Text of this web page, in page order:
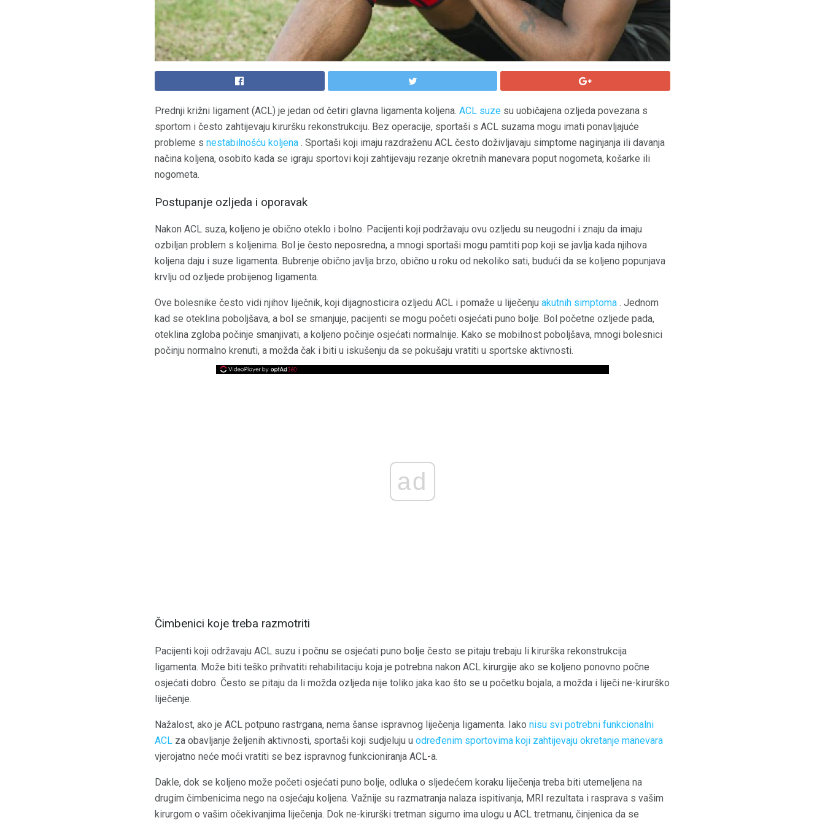
Prednji križni ligament (ACL) je jedan od četiri glavna ligamenta koljena. ACL suze su uobičajena ozljeda povezana s
sportom i često zahtijevaju kiruršku rekonstrukciju. Bez operacije, sportaši s ACL suzama mogu imati ponavljajuće
probleme s nestabilnošću koljena . Sportaši koji imaju razdraženu ACL često doživljavaju simptome naginjanja ili davanja
načina koljena, osobito kada se igraju sportovi koji zahtijevaju rezanje okretnih manevara poput nogometa, košarke ili
nogometa.
Postupanje ozljeda i oporavak
Nakon ACL suza, koljeno je obično oteklo i bolno. Pacijenti koji podržavaju ovu ozljedu su neugodni i znaju da imaju
ozbiljan problem s koljenima. Bol je često neposredna, a mnogi sportaši mogu pamtiti pop koji se javlja kada njihova
koljena daju i suze ligamenta. Bubrenje obično javlja brzo, obično u roku od nekoliko sati, budući da se koljeno popunjava
krvlju od ozljede probijenog ligamenta.
Ove bolesnike često vidi njihov liječnik, koji dijagnosticira ozljedu ACL i pomaže u liječenju akutnih simptoma . Jednom
kad se oteklina poboljšava, a bol se smanjuje, pacijenti se mogu početi osjećati puno bolje. Bol početne ozljede pada,
oteklina zgloba počinje smanjivati, a koljeno počinje osjećati normalnije. Kako se mobilnost poboljšava, mnogi bolesnici
počinju normalno krenuti, a možda čak i biti u iskušenju da se pokušaju vratiti u sportske aktivnosti.
ad
Čimbenici koje treba razmotriti
Pacijenti koji održavaju ACL suzu i počnu se osjećati puno bolje često se pitaju trebaju li kirurška rekonstrukcija
ligamenta. Može biti teško prihvatiti rehabilitaciju koja je potrebna nakon ACL kirurgije ako se koljeno ponovno počne
osjećati dobro. Često se pitaju da li možda ozljeda nije toliko jaka kao što se u početku bojala, a možda i liječi ne-kirurško
liječenje.
Nažalost, ako je ACL potpuno rastrgana, nema šanse ispravnog liječenja ligamenta. Iako nisu svi potrebni funkcionalni
ACL za obavljanje željenih aktivnosti, sportaši koji sudjeluju u određenim sportovima koji zahtijevaju okretanje manevara
vjerojatno neće moći vratiti se bez ispravnog funkcioniranja ACL-a.
Dakle, dok se koljeno može početi osjećati puno bolje, odluka o sljedećem koraku liječenja treba biti utemeljena na
drugim čimbenicima nego na osjećaju koljena. Važnije su razmatranja nalaza ispitivanja, MRI rezultata i rasprava s vašim
kirurgom o vašim očekivanjima liječenja. Dok ne-kirurški tretman sigurno ima ulogu u ACL tretmanu, činjenica da se